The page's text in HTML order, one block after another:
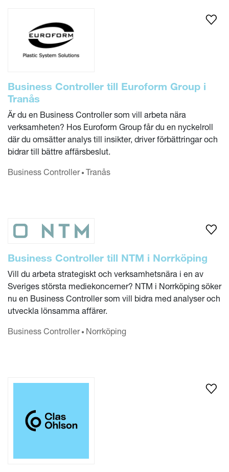
Business Controller till Euroform Group i
Tranås
Är du en Business Controller som vill arbeta nära
verksamheten? Hos Euroform Group får du en nyckelroll
där du omsätter analys till insikter, driver förbättringar och
bidrar till bättre affärsbeslut.
Business Controller• Tranås
Business Controller till NTM i Norrköping
Vill du arbeta strategiskt och verksamhetsnära i en av
Sveriges största mediekoncerner? NTM i Norrköping söker
nu en Business Controller som vill bidra med analyser och
utveckla lönsamma affärer.
Business Controller• Norrköping